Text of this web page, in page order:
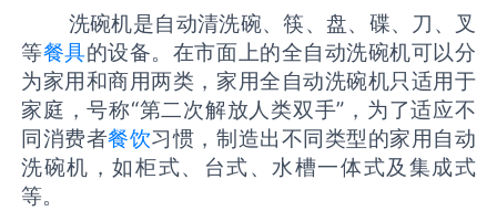
洗碗机是自动清洗碗、筷、盘、碟、刀、叉
等餐具的设备。在市面上的全自动洗碗机可以分
为家用和商用两类，家用全自动洗碗机只适用于
家庭，号称“第二次解放人类双手”，为了适应不
同消费者餐饮习惯，制造出不同类型的家用自动
洗碗机，如柜式、台式、水槽一体式及集成式
等。